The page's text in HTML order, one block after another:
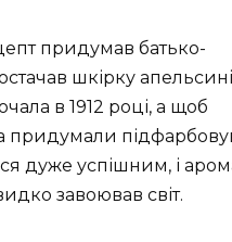
придумав батько-
шкірку
в 1912 році, а щоб
придумали
дуже успішним, і
завоював світ.